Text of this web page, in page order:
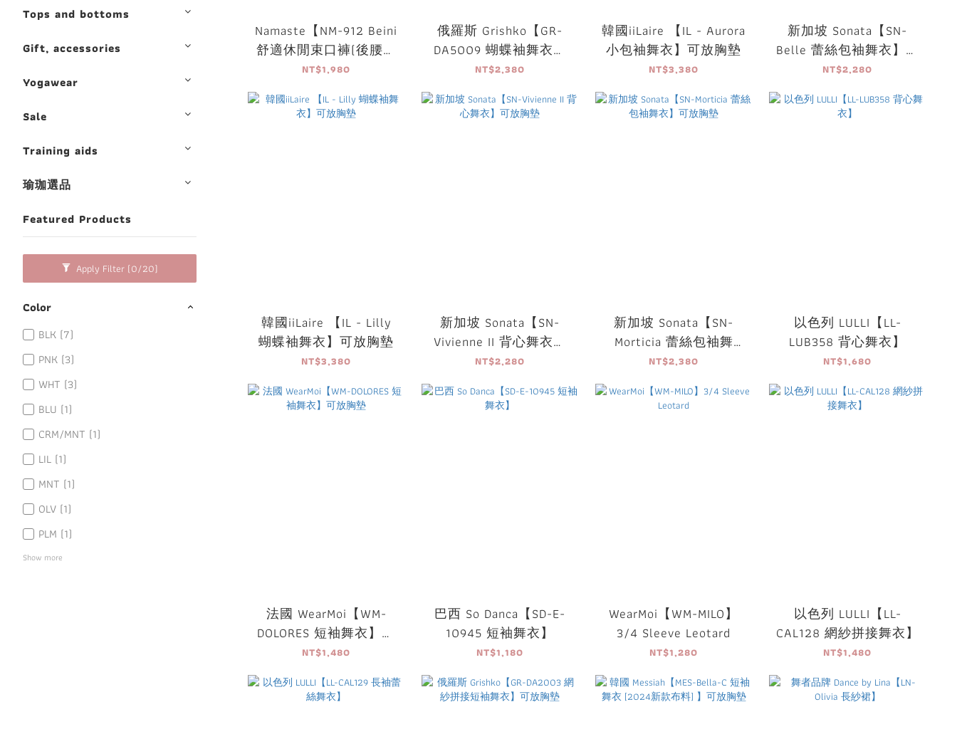
Tops and bottoms
Gift, accessories
Yogawear
Sale
Training aids
瑜珈選品
Featured Products
Apply Filter (0/20)
Color
BLK (7)
PNK (3)
WHT (3)
BLU (1)
CRM/MNT (1)
LIL (1)
MNT (1)
OLV (1)
PLM (1)
Show more
Namaste【NM-912 Beini
舒適休閒束口褲(後腰口
袋)】瑜珈褲/韻律褲/健
NT$1,980
俄羅斯 Grishko【GR-
DA5009 蝴蝶袖舞衣】
可放胸墊
NT$2,380
韓國iiLaire 【IL - Aurora
小包袖舞衣】可放胸墊
NT$3,380
新加坡 Sonata【SN-
Belle 蕾絲包袖舞衣】可
放胸墊
NT$2,280
韓國iiLaire 【IL - Lilly
蝴蝶袖舞衣】可放胸墊
NT$3,380
新加坡 Sonata【SN-
Vivienne II 背心舞衣】
可放胸墊
NT$2,280
新加坡 Sonata【SN-
Morticia 蕾絲包袖舞
衣】可放胸墊
NT$2,380
以色列 LULLI【LL-
LUB358 背心舞衣】
NT$1,680
法國 WearMoi【WM-
DOLORES 短袖舞衣】可
放胸墊
NT$1,480
巴西 So Danca【SD-E-
10945 短袖舞衣】
NT$1,180
WearMoi【WM-MILO】
3/4 Sleeve Leotard
NT$1,280
以色列 LULLI【LL-
CAL128 網紗拼接舞衣】
NT$1,480